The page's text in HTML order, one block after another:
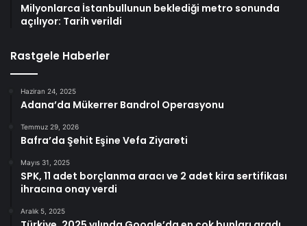
Milyonlarca İstanbullunun beklediği metro sonunda
açılıyor: Tarih verildi
Rastgele Haberler
Haziran 24, 2025
Adana’da Mükerrer Bandrol Operasyonu
Temmuz 29, 2026
Bafra’da Şehit Eşine Vefa Ziyareti
Mayıs 31, 2025
SPK, 11 adet borçlanma aracı ve 2 adet kira sertifikası
ihracına onay verdi
Aralık 5, 2025